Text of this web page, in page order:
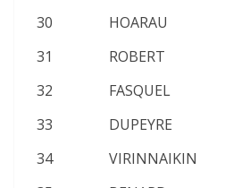
30
HOARAU
31
ROBERT
32
FASQUEL
33
DUPEYRE
34
VIRINNAIKIN